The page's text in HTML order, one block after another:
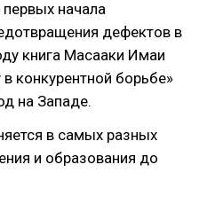
начала
дефектов в
книга Масааки Имаи
конкурентной борьбе»
на Западе.
в самых разных
и образования до